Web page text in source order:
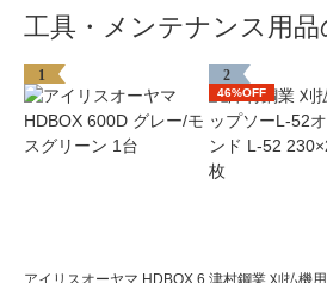
工具・メンテナンス用
1 2
46%OFF